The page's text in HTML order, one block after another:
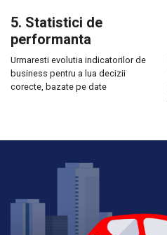
5. Statistici de
performanta
Urmaresti evolutia indicatorilor de
business pentru a lua decizii
corecte, bazate pe date